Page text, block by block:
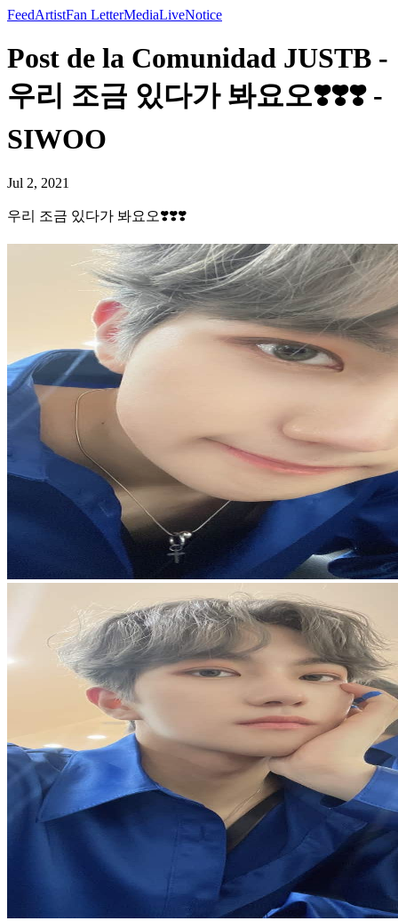
FeedArtistFan LetterMediaLiveNotice
Post de la Comunidad JUSTB -
우리 조금 있다가 봐요오❣️❣️❣️ -
SIWOO
Jul 2, 2021
우리 조금 있다가 봐요오❣️❣️❣️